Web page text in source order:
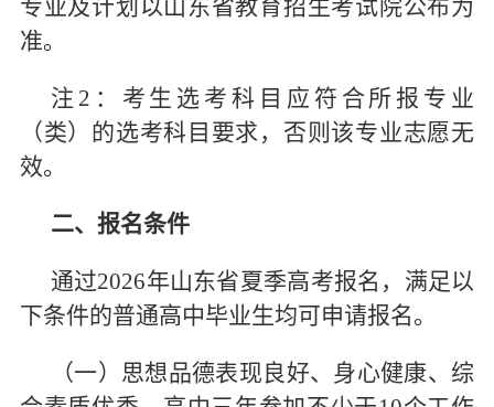
专业及计划以山东省教育招生考试院公布为
准。
注2：考生选考科目应符合所报专业
（类）的选考科目要求，否则该专业志愿无
效。
二、报名条件
通过2026年山东省夏季高考报名，满足以
下条件的普通高中毕业生均可申请报名。
（一）思想品德表现良好、身心健康、综